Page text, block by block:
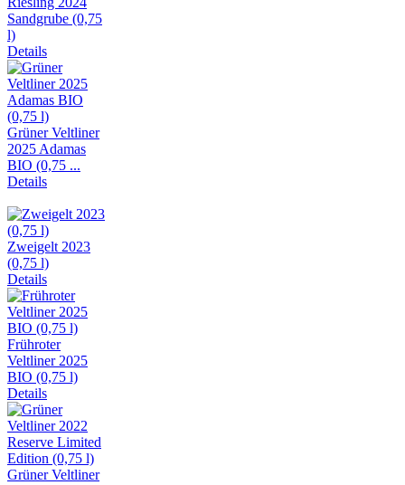
Sandgrube (0,75
l)
Details
Grüner Veltliner
2025 Adamas
BIO (0,75 ...
Details
Zweigelt 2023
(0,75 l)
Details
Frühroter
Veltliner 2025
BIO (0,75 l)
Details
Grüner Veltliner